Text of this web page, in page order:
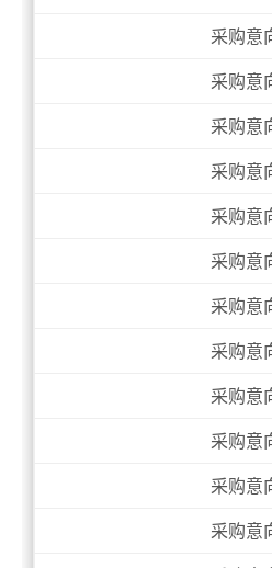
采购意
采购意
采购意
采购意
采购意
采购意
采购意
采购意
采购意
采购意
采购意
采购意